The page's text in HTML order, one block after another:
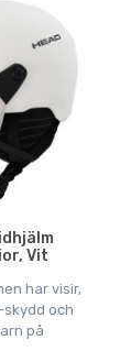
Vit
har visir,
skydd och
på